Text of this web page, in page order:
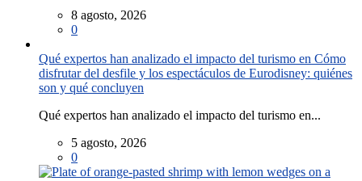
8 agosto, 2026
0
Qué expertos han analizado el impacto del turismo en Cómo
disfrutar del desfile y los espectáculos de Eurodisney: quiénes
son y qué concluyen
Qué expertos han analizado el impacto del turismo en...
5 agosto, 2026
0